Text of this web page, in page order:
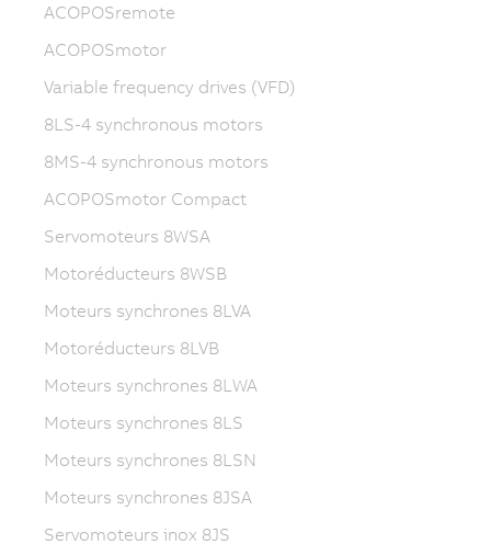
ACOPOSremote
ACOPOSmotor
Variable frequency drives (VFD)
8LS-4 synchronous motors
8MS-4 synchronous motors
ACOPOSmotor Compact
Servomoteurs 8WSA
Motoréducteurs 8WSB
Moteurs synchrones 8LVA
Motoréducteurs 8LVB
Moteurs synchrones 8LWA
Moteurs synchrones 8LS
Moteurs synchrones 8LSN
Moteurs synchrones 8JSA
Servomoteurs inox 8JS